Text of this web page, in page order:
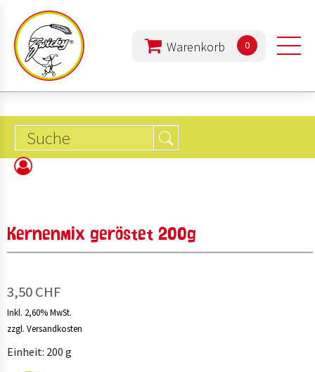
PRODUKTE
UNTERNEHMEN
ERNÄHRUNG
B2B
0
Kernenmix geröstet 200g
3,50 CHF
Inkl. 2,60% MwSt.
zzgl. Versandkosten
Einheit: 200 g